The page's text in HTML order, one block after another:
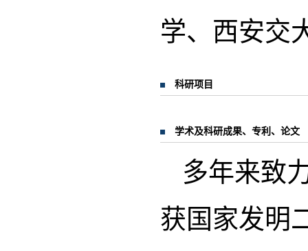
学、西安交
科研项目
学术及科研成果、专利、论文
多年来致
获国家发明